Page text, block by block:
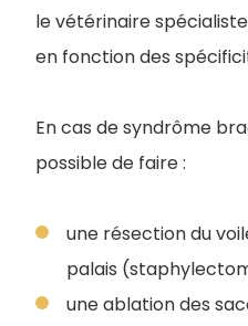
le vétérinaire
en fonction des
En cas de syndrôme
possible de faire :
une résection du
palais
une ablation des